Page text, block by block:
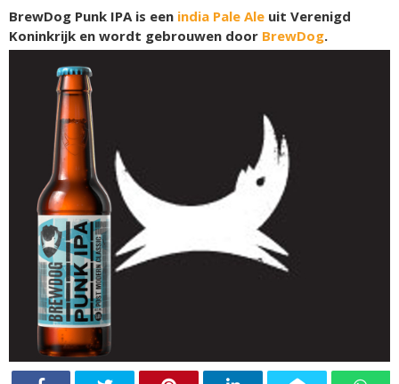
BrewDog Punk IPA is een india Pale Ale uit Verenigd
Koninkrijk en wordt gebrouwen door BrewDog.